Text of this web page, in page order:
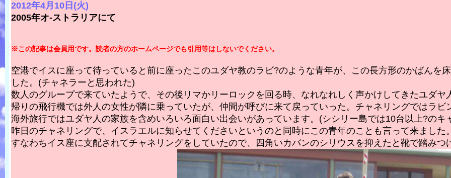
2012年4月10日(火)
2005年オ-ストラリアにて
※この記事は会員用です。読者の方のホームページでも引用等はしないでください。
空港でイスに座って待っていると前に座ったこのユダヤ教のラビ?のような青年が、この長方形のかばんを
した。(チャネラーと思われた)
数人のグループで来ていたようで、その後リマかリーロックを回る時、なれなれしく声かけしてきたユダヤ
帰りの飛行機では外人の女性が隣に乗っていたが、仲間が呼びに来て戻っていった。チャネリングではラビ
海外旅行ではユダヤ人の家族を含めいろいろ面白い出会いがあっています。(シシリー島では10台以上?の
昨日のチャネリングで、イスラエルに知らせてくださいというのと同時にこの青年のことも言って来ました
すなわちイス座に支配されてチャネリングをしていたので、四角いカバンのシリウスを抑えたと靴で踏みつ